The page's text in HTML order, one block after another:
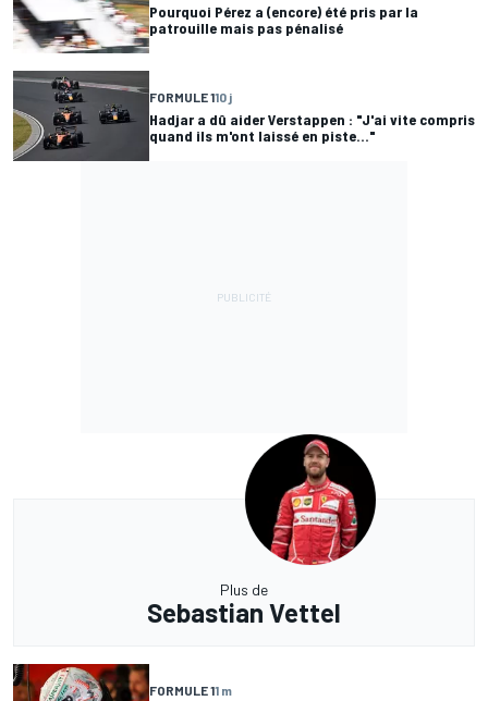
Pourquoi Pérez a (encore) été pris par la
patrouille mais pas pénalisé
FORMULE 110 j
Hadjar a dû aider Verstappen : "J'ai vite compris
quand ils m'ont laissé en piste..."
Plus de
Sebastian Vettel
FORMULE 11 m